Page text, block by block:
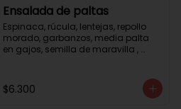
Ensalada de paltas
Espinaca, rúcula, lentejas, repollo
morado, garbanzos, media palta
en gajos, semilla de maravilla ,
$6.300